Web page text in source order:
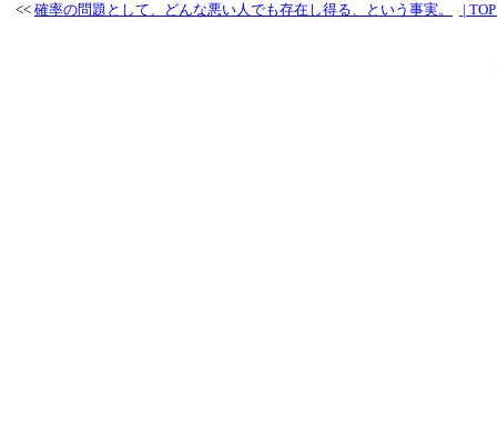
<< 確率の問題として、どんな悪い人でも存在し得る、という事実。 |